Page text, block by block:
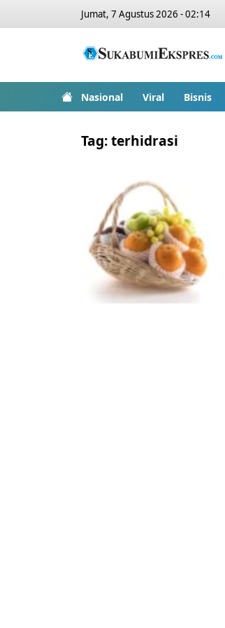
Jumat, 7 Agustus 2026 - 02:14
Nasional Viral Bisnis
Tag:terhidrasi